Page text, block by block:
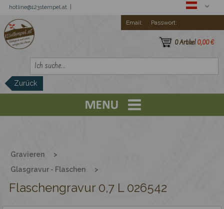
hotline@123stempel.at |
Email: Passwort:
0 Artikel0,00 €
Zurück
Günstige Stempel
Professionelle Stempel
Gravieren
>
Glasgravur - Flaschen
>
Flaschengravur 0,7 L 026542